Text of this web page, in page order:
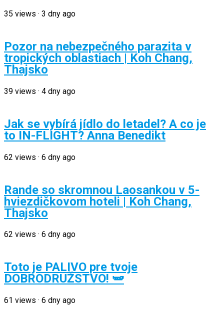
35 views · 3 dny ago
Pozor na nebezpečného parazita v
tropických oblastiach | Koh Chang,
Thajsko
39 views · 4 dny ago
Jak se vybírá jídlo do letadel? A co je
to IN-FLIGHT? Anna Benedikt
62 views · 6 dny ago
Rande so skromnou Laosankou v 5-
hviezdičkovom hoteli | Koh Chang,
Thajsko
62 views · 6 dny ago
Toto je PALIVO pre tvoje
DOBRODRUŽSTVO! 🫛
61 views · 6 dny ago